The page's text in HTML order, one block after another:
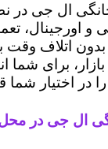
ال جی در
اورجینال،
اتلاف وقت
برای شما
در اختیار شما
ال جی در